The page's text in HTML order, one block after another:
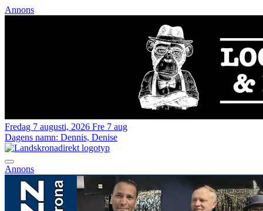
Annons
Fredag 7 augusti, 2026 Fre 7 aug
Dagens namn: Dennis, Denise
Annons